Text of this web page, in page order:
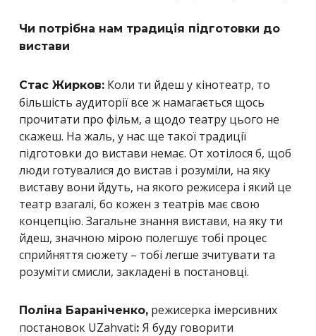
Чи потрібна нам традиція підготовки до
вистави
Стас Жирков: Коли ти йдеш у кінотеатр, то
більшість аудиторії все ж намагається щось
прочитати про фільм, а щодо театру цього не
скажеш. На жаль, у нас ще такої традиції
підготовки до вистави немає. От хотілося б, щоб
люди готувалися до вистав і розуміли, на яку
виставу вони йдуть, на якого режисера і який це
театр взагалі, бо кожен з театрів має свою
концепцію. Загальне знання вистави, на яку ти
йдеш, значною мірою полегшує тобі процес
сприйняття сюжету – тобі легше зчитувати та
розуміти смисли, закладені в постановці.
Поліна Бараніченко, режисерка імерсивних
постановок UZahvati: Я буду говорити